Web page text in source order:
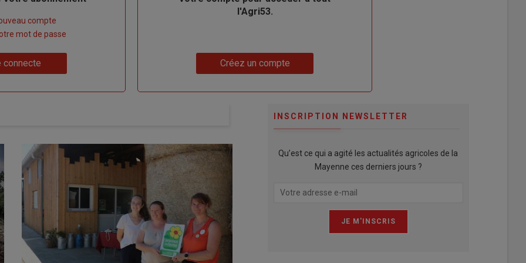
compte
mot de passe
connecte
l'Agri53.
Créez un compte
INSCRIPTION NEWSLETTER
Qu’est ce qui a agité les actualités agricoles de la
Mayenne ces derniers jours ?